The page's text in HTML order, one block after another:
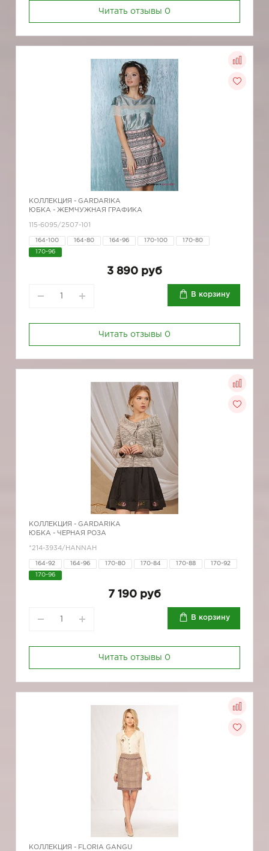
Читать отзывы 0
КОЛЛЕКЦИЯ - GARDARIKA
ЮБКА - ЖЕМЧУЖНАЯ ГРАФИКА
115-6095/2507-101
164-100 164-80 164-96 170-100 170-80
170-96
3 890 руб
В корзину
Читать отзывы 0
КОЛЛЕКЦИЯ - GARDARIKA
ЮБКА - ЧЕРНАЯ РОЗА
*214-3934/HANNAH
164-92 164-96 170-80 170-84 170-88 170-92
170-96
7 190 руб
В корзину
Читать отзывы 0
КОЛЛЕКЦИЯ - FLORIA GANGU